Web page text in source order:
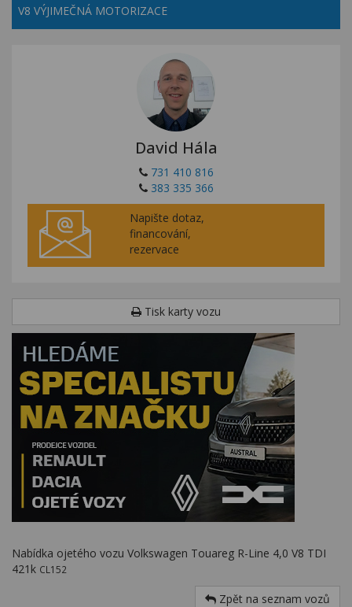
V8 VÝJIMEČNÁ MOTORIZACE
David Hála
731 410 816
383 335 366
Napište dotaz,
financování,
rezervace
Tisk karty vozu
Nabídka ojetého vozu Volkswagen Touareg R-Line 4,0 V8 TDI
421k CL152
Zpět na seznam vozů